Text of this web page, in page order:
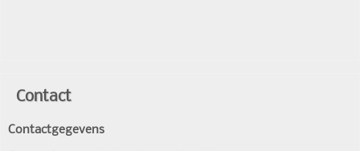
Contact
Contactgegevens